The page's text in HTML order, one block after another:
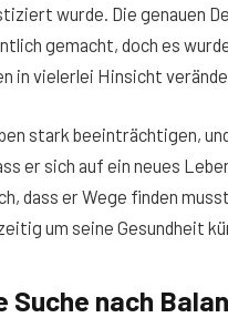
wurde. Die genauen
gemacht, doch es
in vielerlei Hinsicht
stark beeinträchtigen,
er sich auf ein neues
dass er Wege finden
um seine Gesundheit
nach